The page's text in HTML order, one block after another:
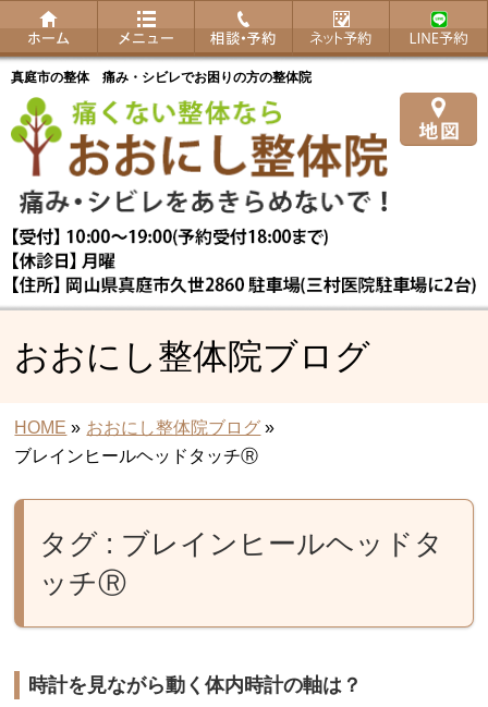
真庭市の整体 痛み・シビレでお困りの方の整体院
おおにし整体院ブログ
HOME » おおにし整体院ブログ »
ブレインヒールヘッドタッチⓇ
タグ : ブレインヒールヘッドタ
ッチⓇ
時計を見ながら動く体内時計の軸は？